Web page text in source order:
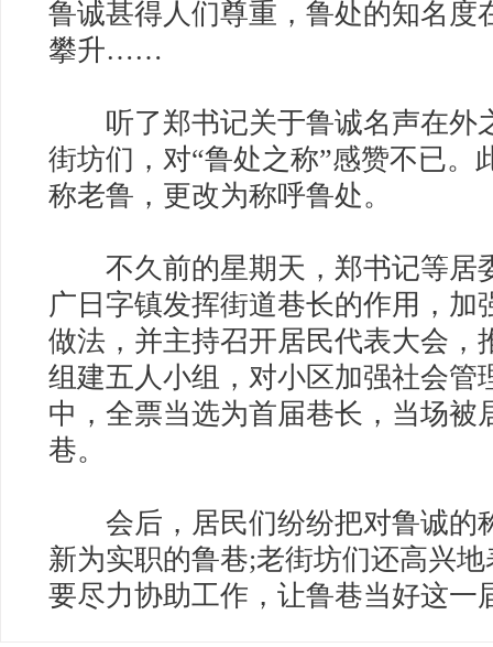
鲁诚甚得人们尊重，鲁处的知名度
攀升……
听了郑书记关于鲁诚名声在外
街坊们，对“鲁处之称”感赞不已。
称老鲁，更改为称呼鲁处。
不久前的星期天，郑书记等居
广日字镇发挥街道巷长的作用，加
做法，并主持召开居民代表大会，
组建五人小组，对小区加强社会管
中，全票当选为首届巷长，当场被
巷。
会后，居民们纷纷把对鲁诚的
新为实职的鲁巷;老街坊们还高兴
要尽力协助工作，让鲁巷当好这一